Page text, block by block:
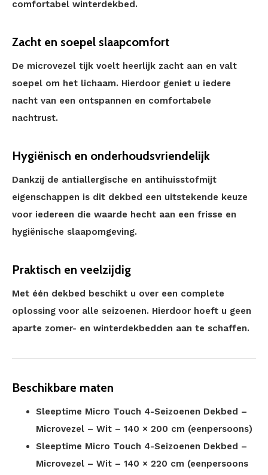
comfortabel winterdekbed.
Zacht en soepel slaapcomfort
De microvezel tijk voelt heerlijk zacht aan en valt
soepel om het lichaam. Hierdoor geniet u iedere
nacht van een ontspannen en comfortabele
nachtrust.
Hygiënisch en onderhoudsvriendelijk
Dankzij de antiallergische en antihuisstofmijt
eigenschappen is dit dekbed een uitstekende keuze
voor iedereen die waarde hecht aan een frisse en
hygiënische slaapomgeving.
Praktisch en veelzijdig
Met één dekbed beschikt u over een complete
oplossing voor alle seizoenen. Hierdoor hoeft u geen
aparte zomer- en winterdekbedden aan te schaffen.
Beschikbare maten
Sleeptime Micro Touch 4-Seizoenen Dekbed –
Microvezel – Wit – 140 × 200 cm (eenpersoons)
Sleeptime Micro Touch 4-Seizoenen Dekbed –
Microvezel – Wit – 140 × 220 cm (eenpersoons